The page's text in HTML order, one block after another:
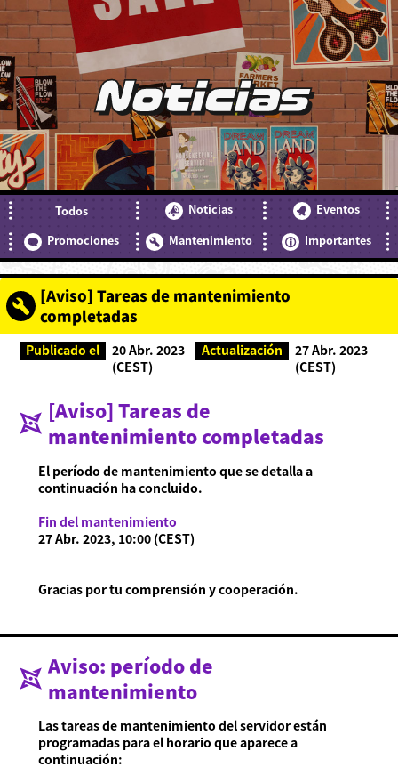
Acerca de Ninjala
Temporada actual
Vídeos
Detalles del producto
Language
Noticias
Todos Noticias
Eventos
Promociones
Mantenimiento Importantes
[Aviso] Tareas de mantenimiento
completadas
Publicado el
20 Abr. 2023
(CEST)
Actualización
27 Abr. 2023
(CEST)
[Aviso] Tareas de
mantenimiento completadas
El período de mantenimiento que se detalla a
continuación ha concluido.
Fin del mantenimiento
27 Abr. 2023, 10:00 (CEST)
Gracias por tu comprensión y cooperación.
Aviso: período de
mantenimiento
Las tareas de mantenimiento del servidor están
programadas para el horario que aparece a
continuación: